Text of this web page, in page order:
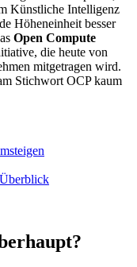
Künstliche Intelligenz
Höheneinheit besser
Open Compute
die heute von
mitgetragen wird.
Stichwort OCP kaum